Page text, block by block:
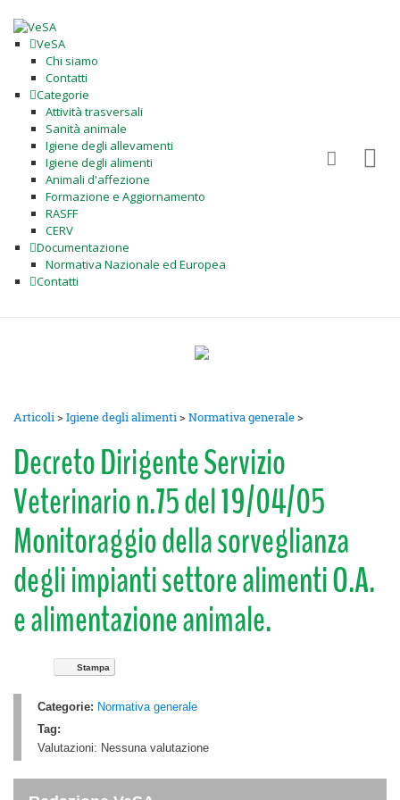
VeSA
Chi siamo
Contatti
Categorie
Attività trasversali
Sanità animale
Igiene degli allevamenti
Igiene degli alimenti
Animali d'affezione
Formazione e Aggiornamento
RASFF
CERV
Documentazione
Normativa Nazionale ed Europea
Contatti
Articoli>Igiene degli alimenti>Normativa generale>
Decreto Dirigente Servizio
Veterinario n.75 del 19/04/05
Monitoraggio della sorveglianza
degli impianti settore alimenti O.A.
e alimentazione animale.
Stampa
Categorie: Normativa generale
Tag:
Valutazioni: Nessuna valutazione